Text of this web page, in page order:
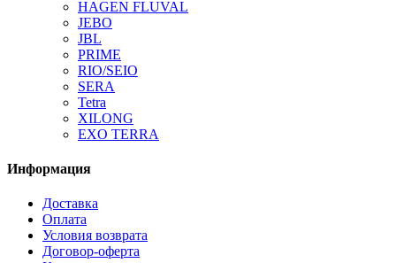
HAGEN FLUVAL
JEBO
JBL
PRIME
RIO/SEIO
SERA
Tetra
XILONG
EXO TERRA
Информация
Доставка
Оплата
Условия возврата
Договор-оферта